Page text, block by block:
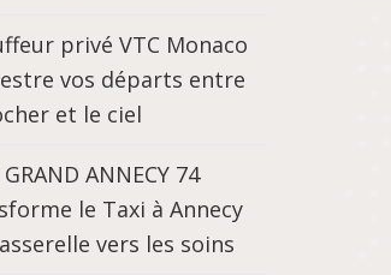
privé VTC Monaco
vos départs entre
et le ciel
ANNECY 74
le Taxi à Annecy
vers les soins